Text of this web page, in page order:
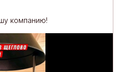
компанию!